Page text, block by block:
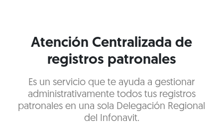
Atención Centralizada de
registros patronales
Es un servicio que te ayuda a gestionar
administrativamente todos tus registros
patronales en una sola Delegación Regional
del Infonavit.